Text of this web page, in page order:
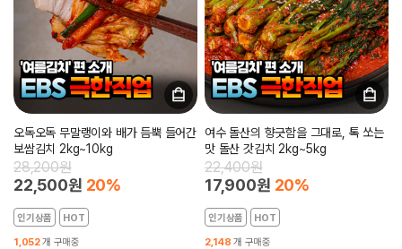
오독오독 무말랭이와 배가 듬뿍 들어간
보쌈김치 2kg~10kg
28,200원
22,500원 20%
인기상품 HOT
1,052개 구매중
여수 돌산의 향긋함을 그대로, 톡 쏘는
맛 돌산 갓김치 2kg~5kg
22,400원
17,900원 20%
인기상품 HOT
2,148 개 구매중